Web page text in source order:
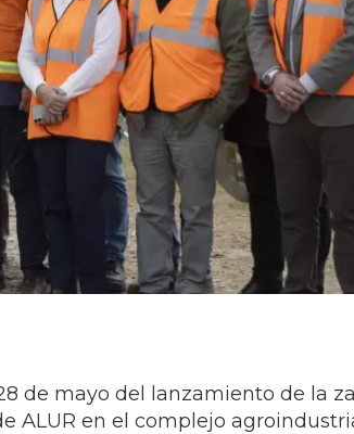
de mayo del lanzamiento de la
ALUR en el complejo